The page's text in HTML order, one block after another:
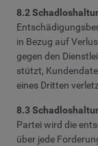
8.2
in Bezug auf
gegen den
stützt,
eines Dritten
8.3
Partei wird die
über jede